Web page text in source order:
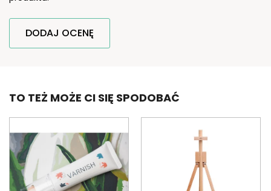
DODAJ OCENĘ
TO TEŻ MOŻE CI SIĘ SPODOBAĆ